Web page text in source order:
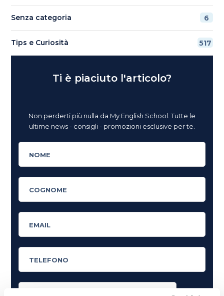
Senza categoria 6
Tips e Curiosità 517
Ti è piaciuto l'articolo?
Non perderti più nulla da My English School. Tutte le
ultime news - consigli - promozioni esclusive per te.